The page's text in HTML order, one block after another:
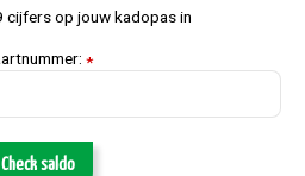
cijfers op jouw kadopas in
*
Check saldo